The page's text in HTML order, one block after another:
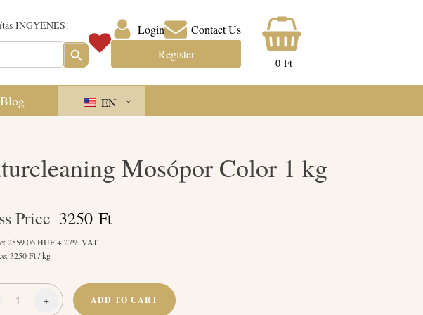
INGYENES!
SEARCH
BUTTON
Login
Contact Us
Register
0Ft
Blog EN
Mosópor Color 1 kg
Price 3250 Ft
2559.06HUF + 27% VAT
3250Ft / kg
+ ADD TO CART